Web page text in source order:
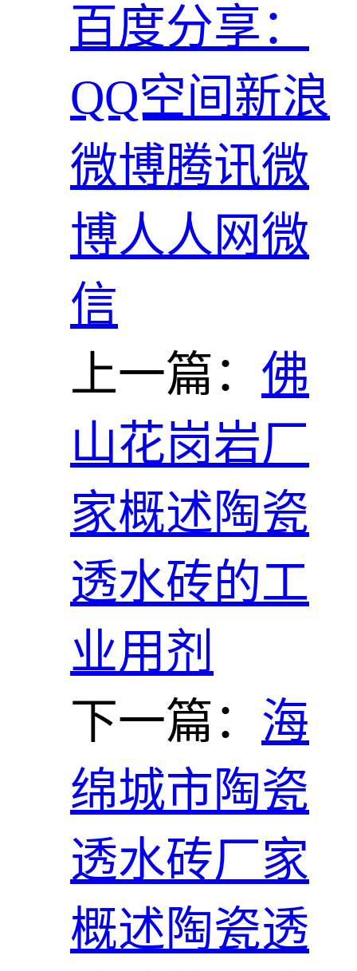
百度分享：
QQ空间新浪
微博腾讯微
博人人网微
信
上一篇： 佛
山花岗岩厂
家概述陶瓷
透水砖的工
业用剂
下一篇： 海
绵城市陶瓷
透水砖厂家
概述陶瓷透